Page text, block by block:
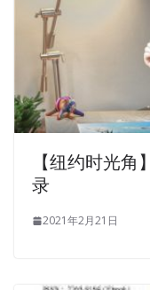
【纽约时光
录
2021年2月21日